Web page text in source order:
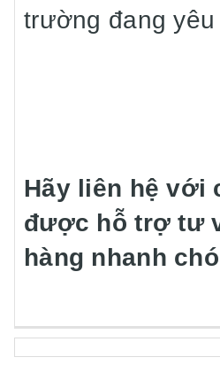
trường đang yêu
Hãy liên hệ với
được hỗ trợ tư
hàng nhanh